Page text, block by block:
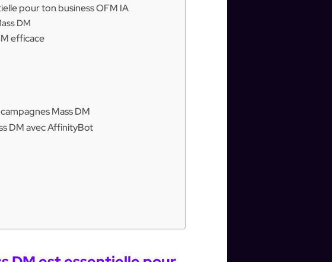
pour ton business OFM IA
DM
efficace
Mass DM
DM avec AffinityBot